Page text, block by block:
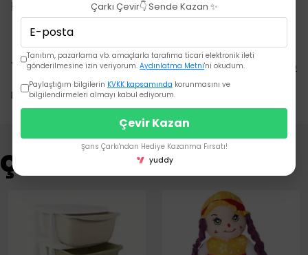
Devamını Göster
Yorumlar Yorum Yap
Bu ürün için henüz yorum yapılmamış.
Çok Satanlar
Çarkı Çevir👇 Sende Kazan ✨
Tanıtım, pazarlama vb. amaçlarla tarafıma ticari elektronik ileti
gönderilmesine izin veriyorum.Aydınlatma Metni'ni okudum.
Paylaştığım bilgilerin KVKK kapsamında korunmasını ve
bilgilendirmeleri almayı kabul ediyorum.
Çevir Kazan
Şans Çarkı'ndan Hediye Kazanma Fırsatı!
yuddy